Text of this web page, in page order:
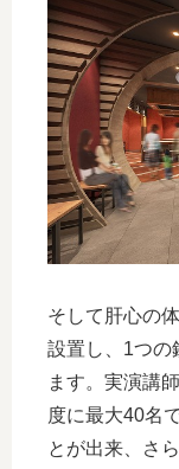
そして肝心の
設置し、1つの
ます。実演講
度に最大40名
とが出来、さ